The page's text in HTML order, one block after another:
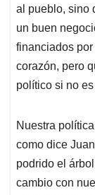
al pueblo, sino
un buen
financiados
corazón, pero
político si no
Nuestra
como dice
podrido el
cambio con